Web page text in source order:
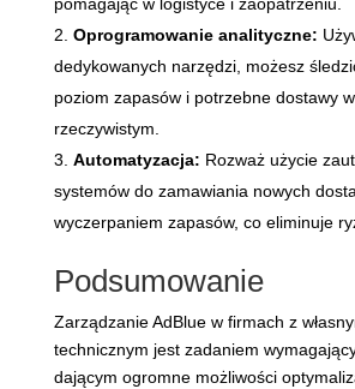
pomagając w logistyce i zaopatrzeniu.
Oprogramowanie analityczne:
dedykowanych narzędzi, możesz
poziom zapasów i potrzebne dostawy
rzeczywistym.
Automatyzacja: Rozważ użycie
systemów do zamawiania nowych
wyczerpaniem zapasów, co eliminuje
Podsumowanie
Zarządzanie AdBlue w firmach z
technicznym jest zadaniem
dającym ogromne możliwości